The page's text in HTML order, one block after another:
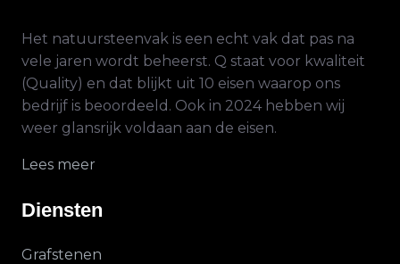
Het natuursteenvak is een echt vak dat pas na
vele jaren wordt beheerst. Q staat voor kwaliteit
(Quality) en dat blijkt uit 10 eisen waarop ons
bedrijf is beoordeeld. Ook in 2024 hebben wij
weer glansrijk voldaan aan de eisen.
Lees meer
Diensten
Grafstenen